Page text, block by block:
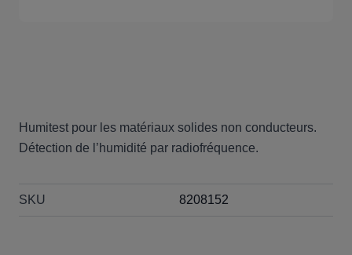
Humitest pour les matériaux solides non conducteurs.
Détection de l’humidité par radiofréquence.
SKU 8208152